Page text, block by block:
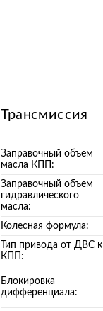
Трансмиссия
Заправочный объем
масла КПП:
Заправочный объем
гидравлического
масла:
Колесная формула:
Тип привода от ДВС к
КПП:
Блокировка
дифференциала: